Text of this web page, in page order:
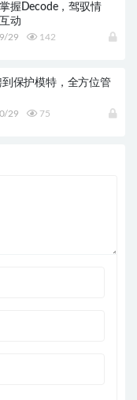
握Decode，驾驭情
动
29 142
保护模特，全方位管
29 75